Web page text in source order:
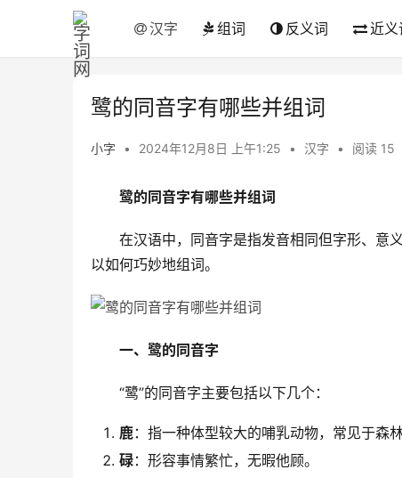
汉字 组词 反义词 近义
鹭的同音字有哪些并组词
小字 • 2024年12月8日 上午1:25 • 汉字 • 阅读 15
鹭的同音字有哪些并组词
在汉语中，同音字是指发音相同但字形、意义
以如何巧妙地组词。
一、鹭的同音字
“鹭”的同音字主要包括以下几个：
鹿：指一种体型较大的哺乳动物，常见于森
碌：形容事情繁忙，无暇他顾。